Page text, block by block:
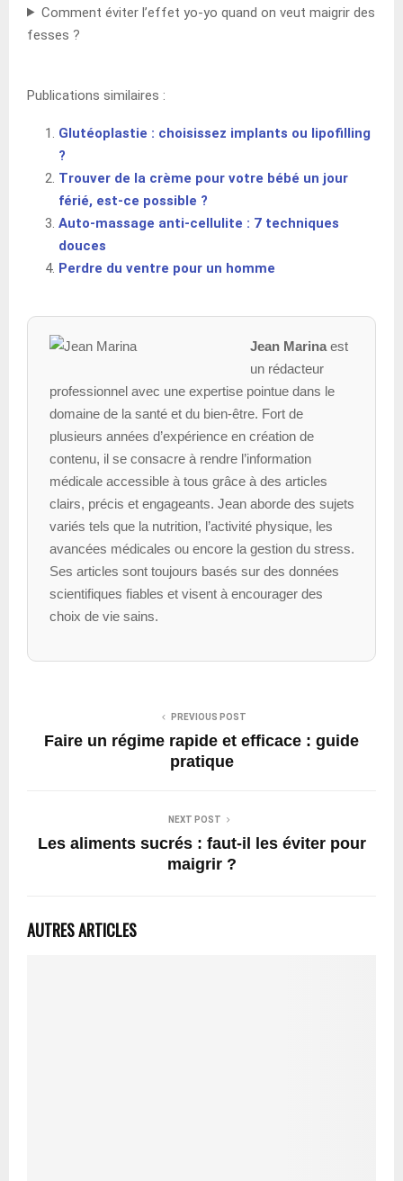
Comment éviter l’effet yo-yo quand on veut maigrir des
fesses ?
Publications similaires :
Glutéoplastie : choisissez implants ou lipofilling
?
Trouver de la crème pour votre bébé un jour
férié, est-ce possible ?
Auto-massage anti-cellulite : 7 techniques
douces
Perdre du ventre pour un homme
Jean Marinaest
un rédacteur
professionnel avec une expertise pointue dans le
domaine de la santé et du bien-être. Fort de
plusieurs années d’expérience en création de
contenu, il se consacre à rendre l’information
médicale accessible à tous grâce à des articles
clairs, précis et engageants. Jean aborde des sujets
variés tels que la nutrition, l’activité physique, les
avancées médicales ou encore la gestion du stress.
Ses articles sont toujours basés sur des données
scientifiques fiables et visent à encourager des
choix de vie sains.
PREVIOUS POST
Faire un régime rapide et efficace : guide
pratique
NEXT POST
Les aliments sucrés : faut-il les éviter pour
maigrir ?
AUTRES ARTICLES